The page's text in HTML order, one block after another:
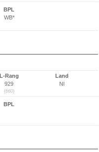
BPL
WB*
L-Rang
929
(660)
Land
NI
BPL